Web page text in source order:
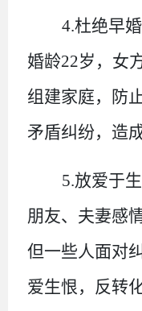
4.杜绝早
婚龄22岁，女
组建家庭，防
矛盾纠纷，造
5.放爱于
朋友、夫妻感
但一些人面对
爱生恨，反转